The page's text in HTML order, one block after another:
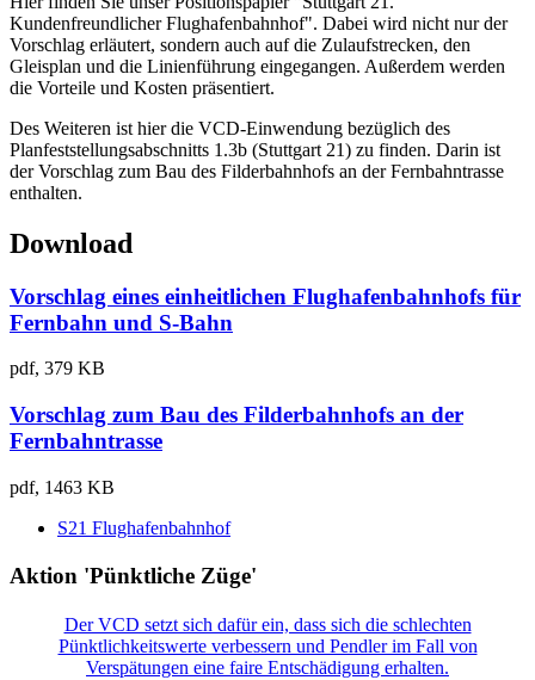
Kundenfreundlicher Flughafenbahnhof". Dabei wird nicht nur der
Vorschlag erläutert, sondern auch auf die Zulaufstrecken, den
Gleisplan und die Linienführung eingegangen. Außerdem werden
die Vorteile und Kosten präsentiert.
Des Weiteren ist hier die VCD-Einwendung bezüglich des
Planfeststellungsabschnitts 1.3b (Stuttgart 21) zu finden. Darin ist
der Vorschlag zum Bau des Filderbahnhofs an der Fernbahntrasse
enthalten.
Download
Vorschlag eines einheitlichen Flughafenbahnhofs für
Fernbahn und S-Bahn
pdf, 379 KB
Vorschlag zum Bau des Filderbahnhofs an der
Fernbahntrasse
pdf, 1463 KB
S21 Flughafenbahnhof
Aktion 'Pünktliche Züge'
Der VCD setzt sich dafür ein, dass sich die schlechten
Pünktlichkeitswerte verbessern und Pendler im Fall von
Verspätungen eine faire Entschädigung erhalten.